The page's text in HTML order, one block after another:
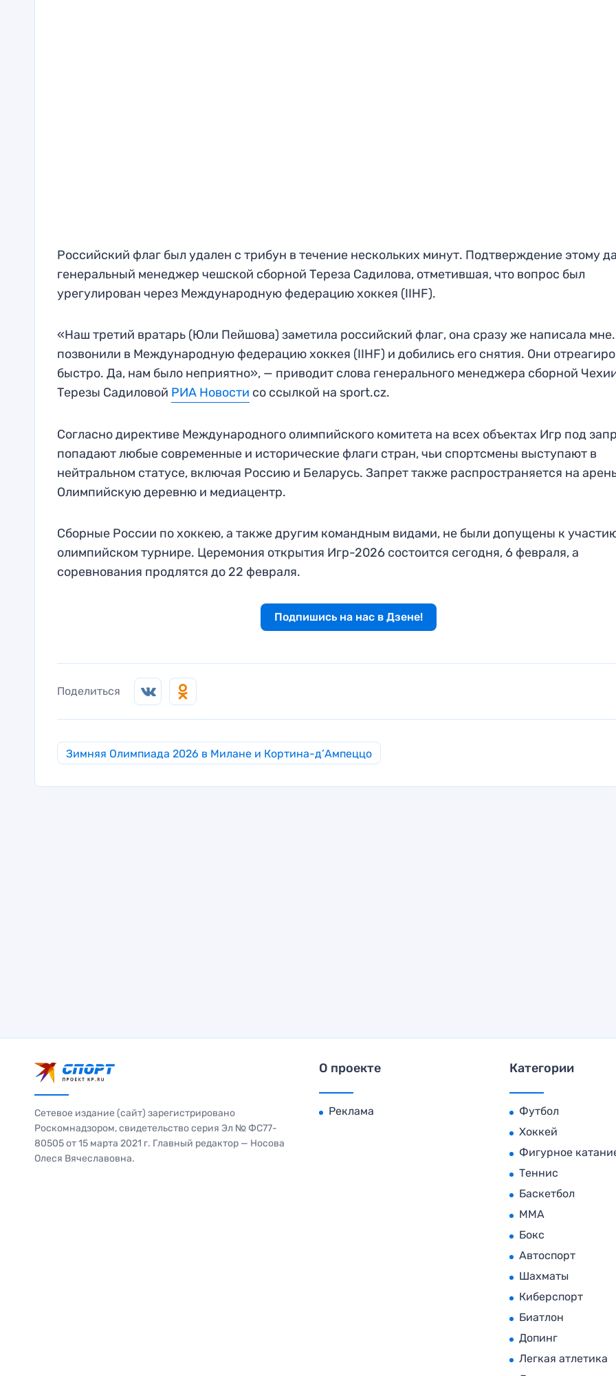
Российский флаг был удален с трибун в течение нескольких минут. Подтверждение этому
генеральный менеджер чешской сборной Тереза Садилова, отметившая, что вопрос был
урегулирован через Международную федерацию хоккея (IIHF).
«Наш третий вратарь (Юли Пейшова) заметила российский флаг, она сразу же написала
позвонили в Международную федерацию хоккея (IIHF) и добились его снятия. Они
быстро. Да, нам было неприятно», — приводит слова генерального менеджера сборной
Терезы ​​Садиловой РИА Новости со ссылкой на sport.cz.
Согласно директиве Международного олимпийского комитета на всех объектах Игр под
попадают любые современные и исторические флаги стран, чьи спортсмены выступают в
нейтральном статусе, включая Россию и Беларусь. Запрет также распространяется на
Олимпийскую деревню и медиацентр.
Сборные России по хоккею, а также другим командным видами, не были допущены к
олимпийском турнире. Церемония открытия Игр-2026 состоится сегодня, 6 февраля, а
соревнования продлятся до 22 февраля.
Подпишись на нас в Дзене!
Поделиться
Зимняя Олимпиада 2026 в Милане и Кортина-д’Ампеццо
Сетевое издание (сайт) зарегистрировано
Роскомнадзором, свидетельство серия Эл № ФС77-
80505 от 15 марта 2021 г. Главный редактор — Носова
Олеся Вячеславовна.
О проекте
Реклама
Категории
Футбол
Хоккей
Фигурное
Теннис
Баскетбол
MMA
Бокс
Автоспорт
Шахматы
Киберспорт
Биатлон
Допинг
Легкая атлетика